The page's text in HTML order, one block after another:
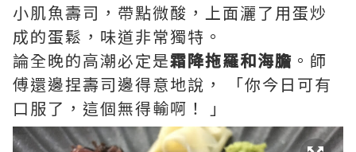
小肌魚壽司，帶點微酸，上面灑了用蛋炒
成的蛋鬆，味道非常獨特。
論全晚的高潮必定是霜降拖羅和海膽 。師
傅還邊捏壽司邊得意地說， 「你今日可有
口服了，這個無得輸啊！ 」